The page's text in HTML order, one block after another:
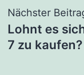
Nächster
Lohnt es
7 zu kaufen?